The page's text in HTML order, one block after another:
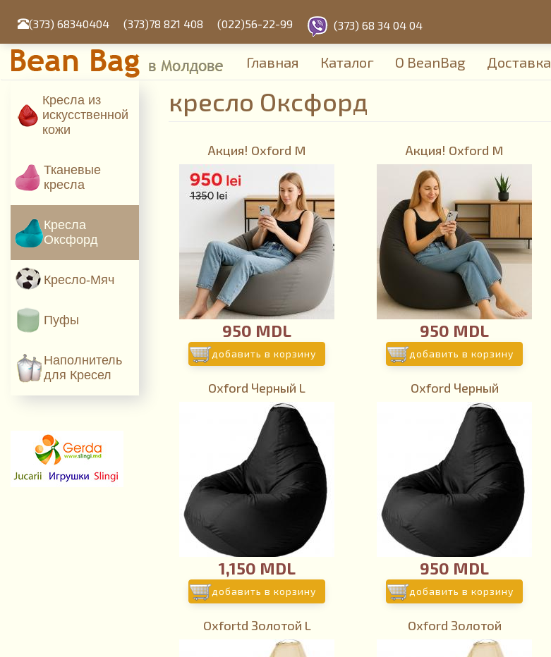
содержанию
(373) 68340404 (373)78 821 408 (022)56-22-99 (373) 68 34 04 04
Главная Каталог О BeanBag Доставка
Кресла из
искусcтвенной
кожи
Тканевые
кресла
Кресла
Оксфорд
Кресло-Мяч
Пуфы
Наполнитель
для Кресел
кресло Оксфорд
Акция! Oxford M
950 MDL
добавить в корзину
Акция! Oxford M
950 MDL
добавить в корзину
Oxford Черный L
1,150 MDL
добавить в корзину
Oxford Черный
950 MDL
добавить в корзину
Oxfortd Золотой L Oxford Золотой